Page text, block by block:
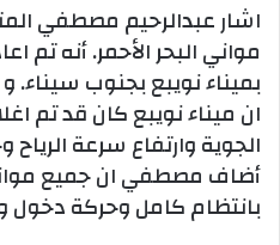
اشار عبدالرحيم مصطفي
مواني البحر الأحمر. أنه تم
بميناء نويبع بجنوب
ان ميناء نويبع كان قد تم
الجوية وارتفاع سرعة الرياح
أضاف مصطفي ان جميع مواني
بانتظام كامل وحركة